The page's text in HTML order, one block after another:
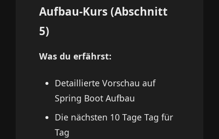
Aufbau-Kurs (Abschnitt
5)
Was du erfährst:
Detaillierte Vorschau auf
Spring Boot Aufbau
Die nächsten 10 Tage Tag für
Tag